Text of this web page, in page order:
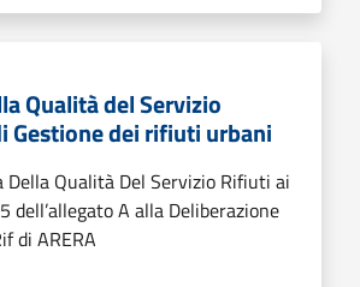
Qualità del Servizio
Gestione dei rifiuti urbani
Della Qualità Del Servizio Rifiuti ai
dell’allegato A alla Deliberazione
di ARERA